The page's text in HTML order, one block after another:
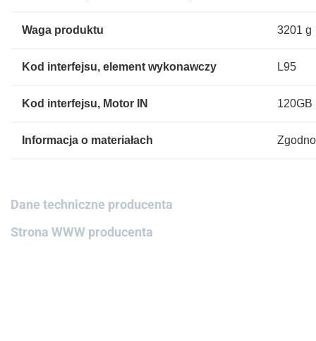
Waga produktu 3201 g
Kod interfejsu, element wykonawczy L95
Kod interfejsu, Motor IN 120GB
Informacja o materiałach
Dane techniczne producenta
Strona WWW producenta